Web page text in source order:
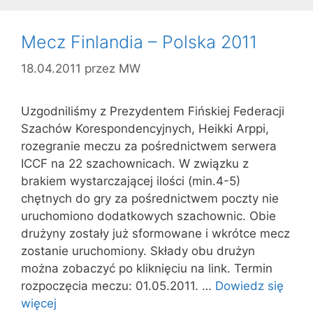
Mecz Finlandia – Polska 2011
18.04.2011 przez MW
Uzgodniliśmy z Prezydentem Fińskiej Federacji
Szachów Korespondencyjnych, Heikki Arppi,
rozegranie meczu za pośrednictwem serwera
ICCF na 22 szachownicach. W związku z
brakiem wystarczającej ilości (min.4-5)
chętnych do gry za pośrednictwem poczty nie
uruchomiono dodatkowych szachownic. Obie
drużyny zostały już sformowane i wkrótce mecz
zostanie uruchomiony. Składy obu drużyn
można zobaczyć po kliknięciu na link. Termin
rozpoczęcia meczu: 01.05.2011. … Dowiedz się
więcej